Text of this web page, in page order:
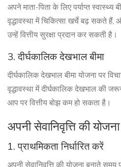
अपने माता-पिता के लिए पर्याप्त
वृद्धावस्था में चिकित्सा खर्चे बढ़ सकते हैं,
उन्हें वित्तीय सुरक्षा प्रदान कर सकती है।
3. दीर्घकालिक देखभाल बीमा
दीर्घकालिक देखभाल बीमा योजना पर
वृद्धावस्था में दीर्घकालिक देखभाल की
आप पर वित्तीय बोझ कम हो सकता है।
अपनी सेवानिवृत्ति की
1. प्राथमिकता निर्धारित करें